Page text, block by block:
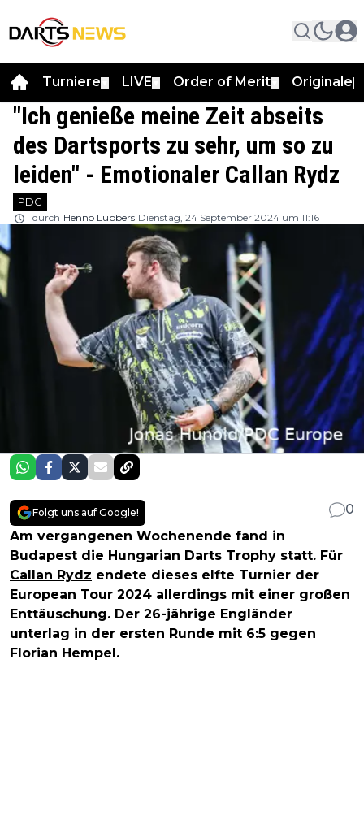
Turniere LIVE Order of Merit Originale
"Ich genieße meine Zeit abseits
des Dartsports zu sehr, um so zu
leiden" - Emotionaler Callan Rydz
PDC
durch Henno Lubbers Dienstag, 24 September 2024 um 11:16
Folgt uns auf Google!
0
Am vergangenen Wochenende fand in
Budapest die Hungarian Darts Trophy statt. Für
Callan Rydz endete dieses elfte Turnier der
European Tour 2024 allerdings mit einer großen
Enttäuschung. Der 26-jährige Engländer
unterlag in der ersten Runde mit 6:5 gegen
Florian Hempel.